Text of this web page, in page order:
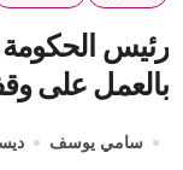
رئيس الحكومة
بالعمل على
سامي يوسف ديسمبر